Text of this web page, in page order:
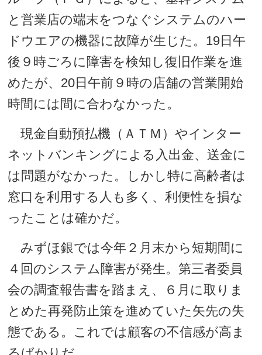
と営業店の端末をつなぐシステムのハー
ドウエアの機器に故障が生じた。19日午
後９時ごろに障害を検知し復旧作業を進
めたが、20日午前９時の店舗の営業開始
時間には間に合わなかった。
現金自動預払機（ＡＴＭ）やインター
ネットバンキングによる入出金、送金に
は問題がなかった。しかし特に高齢者は
窓口を利用する人も多く、利便性を損な
ったことは確かだ。
みずほ銀では今年２月末から短期間に
４回のシステム障害が発生。第三者委員
会の調査報告書を踏まえ、６月に取りま
とめた再発防止策を進めていた矢先の失
態である。これでは顧客の不信感が高ま